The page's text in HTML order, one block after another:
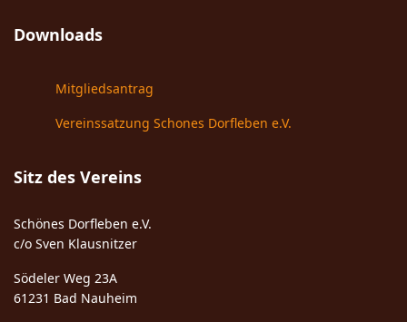
Downloads
Mitgliedsantrag
Vereinssatzung Schones Dorfleben e.V.
Sitz des Vereins
Schönes Dorfleben e.V.
c/o Sven Klausnitzer
Södeler Weg 23A
61231 Bad Nauheim